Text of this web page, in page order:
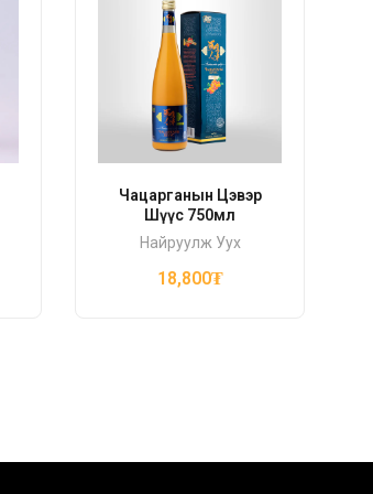
Чацарганын Цэвэр
Шүүс 750мл
Найруулж Уух
18,800₮